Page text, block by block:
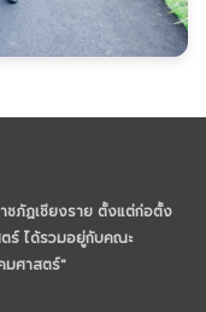
ภัฏเชียงราย ตั้งแต่ก่อตั้ง
ร์ ได้รวมอยู่กับคณะ
มศาสตร์"